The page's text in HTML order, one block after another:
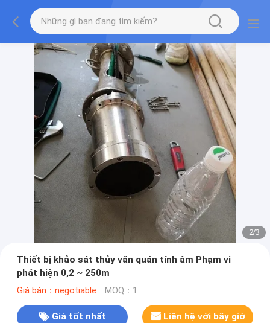
2/3
Thiết bị khảo sát thủy văn quán tính âm Phạm vi
phát hiện 0,2 ~ 250m
Giá bán：negotiable MOQ：1
Giá tốt nhất Liên hệ với bây giờ